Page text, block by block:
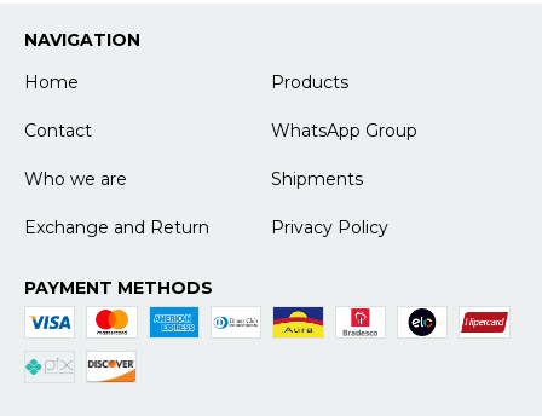
NAVIGATION
Home
Products
Contact WhatsApp Group
Who we are Shipments
Exchange and Return Privacy Policy
PAYMENT METHODS